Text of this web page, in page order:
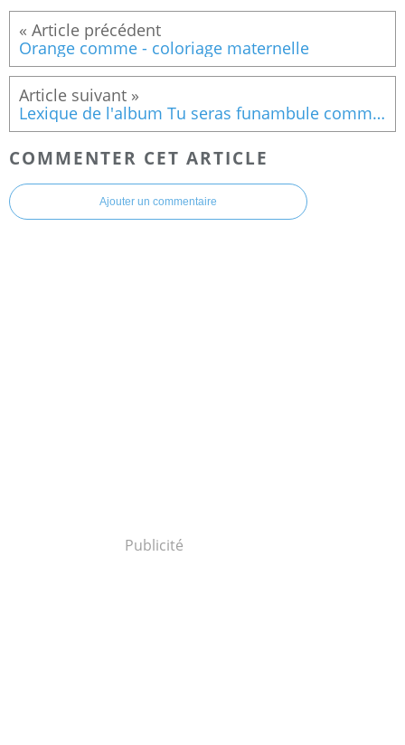
Orange comme - coloriage maternelle
Lexique de l'album Tu seras funambule comme papa !
COMMENTER CET ARTICLE
Ajouter un commentaire
Publicité